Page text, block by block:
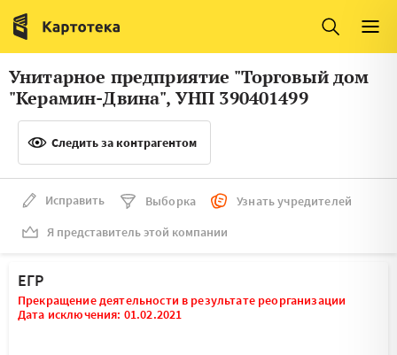
Италия
Люксембург
Литва
Латвия
Македония
Словения
Франция
Финляндия
Швеция
Мальта
Унитарное предприятие "Торговый дом
"Керамин-Двина", УНП 390401499
Следить за контрагентом
Исправить Выборка
Узнать учредителей
Я представитель этой компании
ЕГР
Прекращение деятельности в результате реорганизации
Дата исключения: 01.02.2021